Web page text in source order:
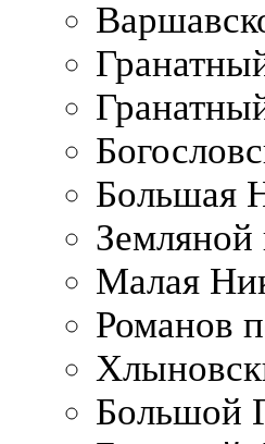
Большая
Земляной
Малая
Романов
Большой